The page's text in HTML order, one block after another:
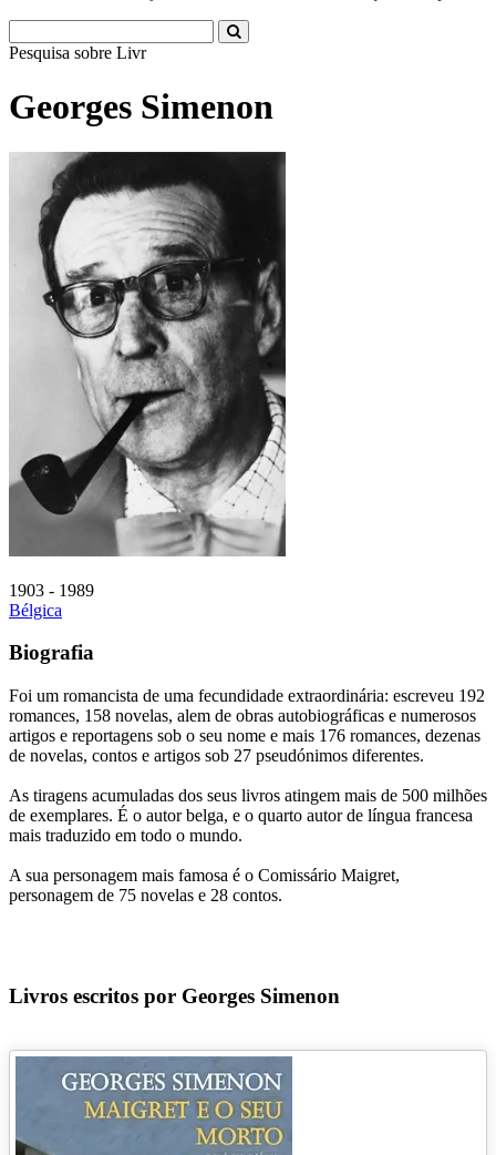
Pesquisa sobre Literatura
Georges Simenon
1903 - 1989
Bélgica
Biografia
Foi um romancista de uma fecundidade extraordinária: escreveu 192
romances, 158 novelas, alem de obras autobiográficas e numerosos
artigos e reportagens sob o seu nome e mais 176 romances, dezenas
de novelas, contos e artigos sob 27 pseudónimos diferentes.
As tiragens acumuladas dos seus livros atingem mais de 500 milhões
de exemplares. É o autor belga, e o quarto autor de língua francesa
mais traduzido em todo o mundo.
A sua personagem mais famosa é o Comissário Maigret,
personagem de 75 novelas e 28 contos.
Livros escritos por Georges Simenon